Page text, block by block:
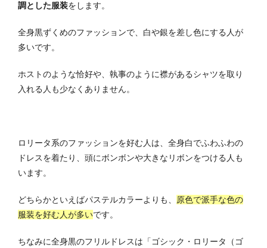
調とした服装をします。
全身黒ずくめのファッションで、白や銀を差し色にする人が
多いです。
ホストのような恰好や、執事のように襟があるシャツを取り
入れる人も少なくありません。
ロリータ系のファッションを好む人は、全身白でふわふわの
ドレスを着たり、頭にボンボンや大きなリボンをつける人も
います。
どちらかといえばパステルカラーよりも、
原色で派手な色の
服装を好む人が多いです。
ちなみに全身黒のフリルドレスは「ゴシック・ロリータ（ゴ